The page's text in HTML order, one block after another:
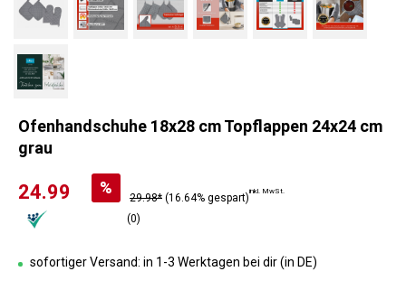
Ofenhandschuhe 18x28 cm Topflappen 24x24 cm
grau
24.99 %
29.98* (16.64% gespart)
inkl. MwSt.
(0)
sofortiger Versand: in 1-3 Werktagen bei dir (in DE)